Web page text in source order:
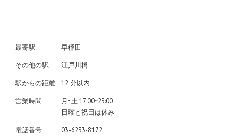
最寄駅 早稲田
その他の駅 江戸川橋
駅からの距離 12 分以内
営業時間
月~土 17:00~23:00
日曜と祝日は休み
電話番号 03-6233-8172